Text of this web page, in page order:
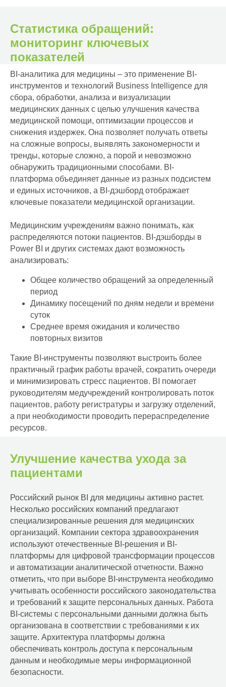
Статистика обращений:
мониторинг ключевых
показателей
BI-аналитика для медицины – это применение BI-
инструментов и технологий Business Intelligence для
сбора, обработки, анализа и визуализации
медицинских данных с целью улучшения качества
медицинской помощи, оптимизации процессов и
снижения издержек. Она позволяет получать ответы
на сложные вопросы, выявлять закономерности и
тренды, которые сложно, а порой и невозможно
обнаружить традиционными способами. BI-
платформа объединяет данные из разных подсистем
и единых источников, а BI-дэшборд отображает
ключевые показатели медицинской организации.
Медицинским учреждениям важно понимать, как
распределяются потоки пациентов. BI-дэшборды в
Power BI и других системах дают возможность
анализировать:
Общее количество обращений за определенный
период
Динамику посещений по дням недели и времени
суток
Среднее время ожидания и количество
повторных визитов
Такие BI-инструменты позволяют выстроить более
практичный график работы врачей, сократить очереди
и минимизировать стресс пациентов. BI помогает
руководителям медучреждений контролировать поток
пациентов, работу регистратуры и загрузку отделений,
а при необходимости проводить перераспределение
ресурсов.
Улучшение качества ухода за
пациентами
Российский рынок BI для медицины активно растет.
Несколько российских компаний предлагают
специализированные решения для медицинских
организаций. Компании сектора здравоохранения
используют отечественные BI-решения и BI-
платформы для цифровой трансформации процессов
и автоматизации аналитической отчетности. Важно
отметить, что при выборе BI-инструмента необходимо
учитывать особенности российского законодательства
и требований к защите персональных данных. Работа
BI-системы с персональными данными должна быть
организована в соответствии с требованиями к их
защите. Архитектура платформы должна
обеспечивать контроль доступа к персональным
данным и необходимые меры информационной
безопасности.